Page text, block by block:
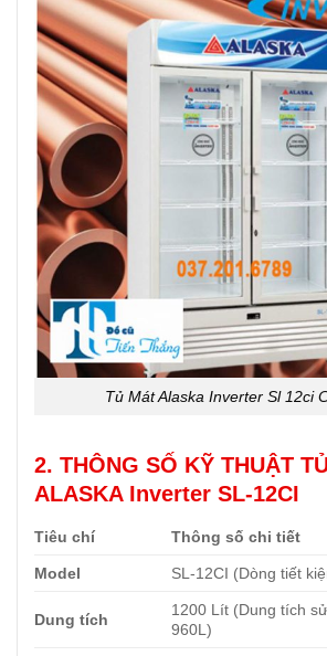
Tủ Mát Alaska Inverter Sl 12ci
2. THÔNG SỐ KỸ THUẬT
ALASKA Inverter SL-12CI
Tiêu chí Thông số chi tiết
Model SL-12CI (Dòng tiết
Dung tích
1200 Lít (Dung tích
960L)